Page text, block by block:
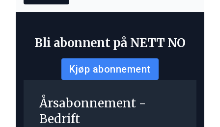
Bli abonnent på NETT NO
Kjøp abonnement
Årsabonnement -
Bedrift